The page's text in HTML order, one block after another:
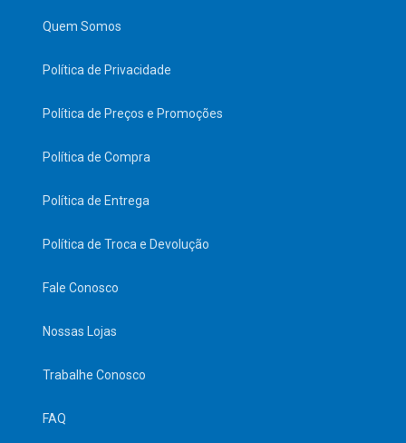
Quem Somos
Política de Privacidade
Política de Preços e Promoções
Política de Compra
Política de Entrega
Política de Troca e Devolução
Fale Conosco
Nossas Lojas
Trabalhe Conosco
FAQ